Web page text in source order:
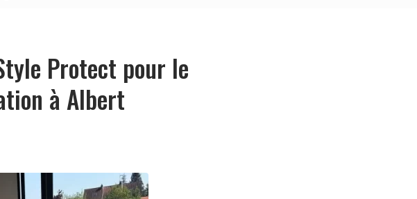
Protect pour le
à Albert